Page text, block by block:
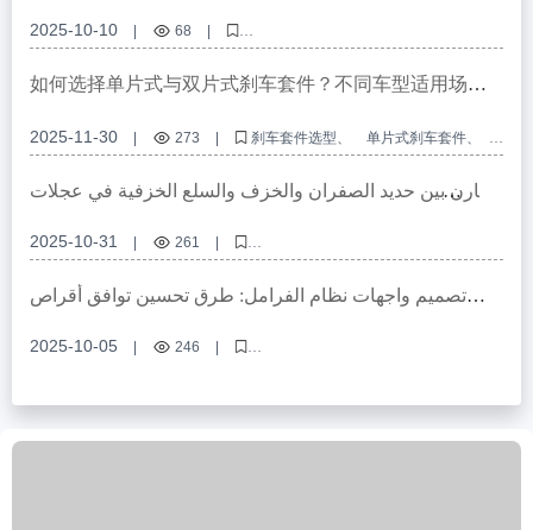
2025-10-10 68
قرص الفرامل المقاوم للصدأ، مقاومة التآكل في قرص الفرامل، مواد تصنيع
قرص الفرامل، تحسين أداء الفرامل، قرص فرامل عالي التحمل
如何选择单片式与双片式刹车套件？不同车型适用场景
2025-11-30 273 刹车套件选型
单片式刹车套件
双片式刹车套件
制动系统适配性 汽车刹车套件安装
تقارن بين حديد الصفران والخزف والسلع الخزفية في عجلات
2025-10-31 261
عجلات الكبح، حديد الصفران، خزف، مواد عجلات الكبح، اختيار عجلات الكبح
تصميم واجهات نظام الفرامل: طرق تحسين توافق أقراص
2025-10-05 246